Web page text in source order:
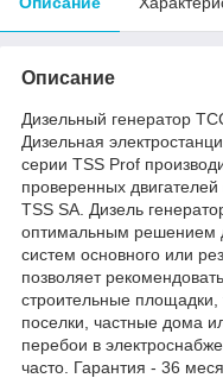
Описание
Дизельный генератор
Дизельная
серии TSS Prof
проверенных
TSS SA. Дизель
оптимальным решением
систем основного или
позволяет
строительные площадки,
поселки, частные дома
перебои в
часто. Гарантия - 36